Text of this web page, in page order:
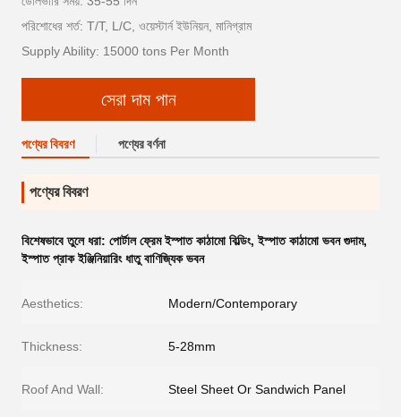
পরিশোধের শর্ত: T/T, L/C, ওয়েস্টার্ন ইউনিয়ন, মানিগ্রাম
Supply Ability: 15000 tons Per Month
সেরা দাম পান
পণ্যের বিবরণ পণ্যের বর্ণনা
পণ্যের বিবরণ
বিশেষভাবে তুলে ধরা: পোর্টাল ফ্রেম ইস্পাত কাঠামো বিল্ডিং,ইস্পাত কাঠামো ভবন গুদাম,
ইস্পাত প্রাক ইঞ্জিনিয়ারিং ধাতু বাণিজ্যিক ভবন
Aesthetics: Modern/Contemporary
Thickness: 5-28mm
Roof And Wall: Steel Sheet Or Sandwich Panel